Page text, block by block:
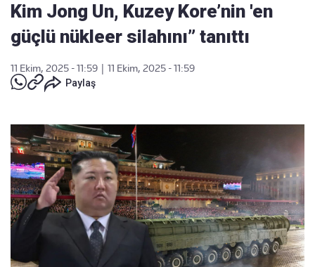
Kim Jong Un, Kuzey Kore’nin 'en
güçlü nükleer silahını” tanıttı
11 Ekim, 2025 - 11:59
11 Ekim, 2025 - 11:59
Paylaş